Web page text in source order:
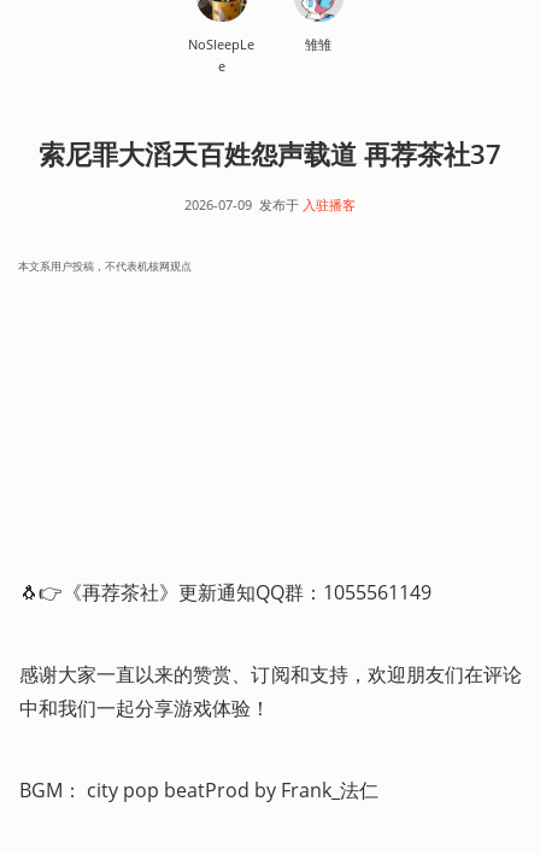
NoSleepLe
e
雏雏
索尼罪大滔天百姓怨声载道 再荐茶社37
2026-07-09 发布于 入驻播客
本文系用户投稿，不代表机核网观点
🐧👉《再荐茶社》更新通知QQ群：1055561149
感谢大家一直以来的赞赏、订阅和支持，欢迎朋友们在评论
中和我们一起分享游戏体验！
BGM： city pop beatProd by Frank_法仁